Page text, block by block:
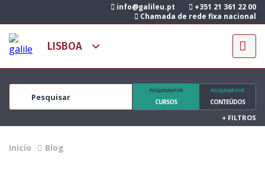
info@galileu.pt
+351 21 361 22 00
Chamada de rede fixa nacional
PESQUISAR POR
CURSOS
PESQUISAR POR
CONTEÚDOS
+ FILTROS
Inicío Blog